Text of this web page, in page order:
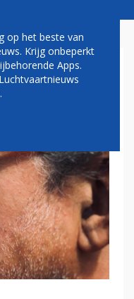
op het beste van
Krijg onbeperkt
Apps.